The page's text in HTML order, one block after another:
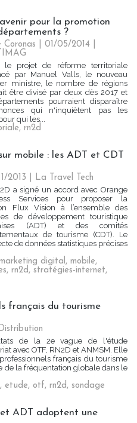
pour la promotion
?
Coronas | 01/05/2014
le projet de réforme territoriale
par Manuel Valls, le nouveau
ministre, le nombre de régions
être divisé par deux dès 2017 et
pourraient disparaître
qui n'inquiètent pas les
qui les...
, rn2d
mobile : les ADT et CDT
2013
La Travel Tech
a signé un accord avec Orange
Services pour proposer la
Flux Vision à l’ensemble des
de développement touristique
(ADT) et des comités
de tourisme (CDT). Le
de données statistiques précises
digital, mobile,
, rn2d, stratégies-internet,
français du tourisme
de la 2e vague de l'étude
avec OTF, RN2D et ANMSM. Elle
français du tourisme
de la fréquentation globale dans le
, etude, otf, rn2d, sondage
ADT adoptent une